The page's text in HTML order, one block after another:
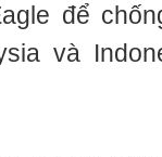
để
và